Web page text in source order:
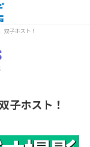
双子ホスト！
子ホスト！